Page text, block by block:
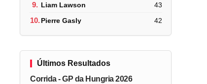
9. Liam Lawson 43
10.Pierre Gasly 42
Últimos Resultados
Corrida - GP da Hungria 2026